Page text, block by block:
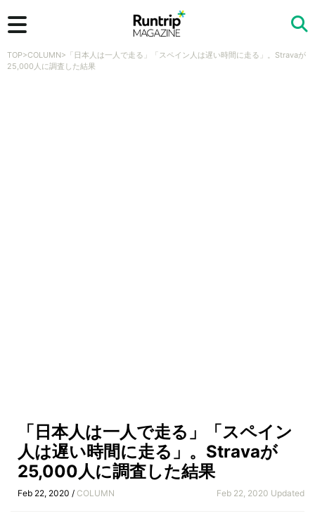
検索
TOP>COLUMN> 「日本人は一人で走る」「スペイン人は遅い時間に走る」。Stravaが
25,000人に調査した結果
「日本人は一人で走る」「スペイン
人は遅い時間に走る」。Stravaが
25,000人に調査した結果
Feb 22, 2020 / COLUMN Feb 22, 2020 Updated